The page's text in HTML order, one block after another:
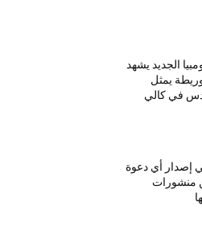
الجديد يشهد
يمثل
في كالي
212” تنفي إصدار أي دعوة
منشورات